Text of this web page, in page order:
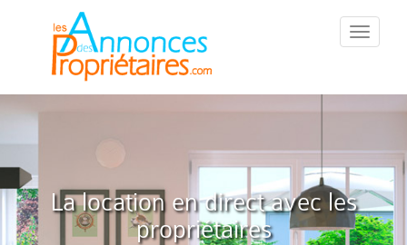
::Menu::
La location en direct avec les
propriétaires